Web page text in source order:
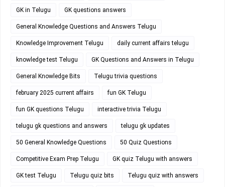
GK in Telugu GK questions answers
General Knowledge Questions and Answers Telugu
Knowledge Improvement Telugu daily current affairs telugu
knowledge test Telugu GK Questions and Answers in Telugu
General Knowledge Bits Telugu trivia questions
february 2025 current affairs fun GK Telugu
fun GK questions Telugu interactive trivia Telugu
telugu gk questions and answers telugu gk updates
50 General Knowledge Questions 50 Quiz Questions
Competitive Exam Prep Telugu GK quiz Telugu with answers
GK test Telugu Telugu quiz bits Telugu quiz with answers